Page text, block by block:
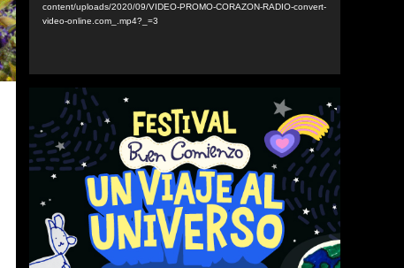
content/uploads/2020/09/VIDEO-PROMO-CORAZON-RADIO-convert-
video-online.com_.mp4?_=3